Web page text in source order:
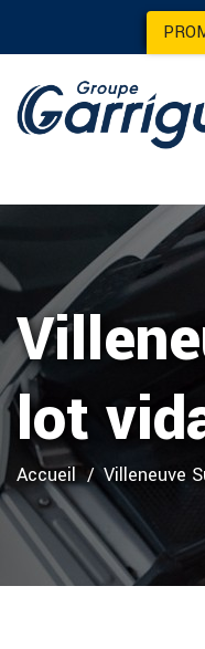
lot
Accueil Villeneuve